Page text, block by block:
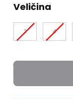
Veličina
2 4